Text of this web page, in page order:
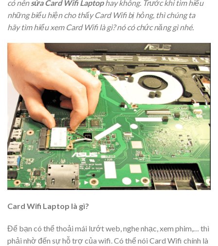
có nên sửa Card Wifi Laptophay không. Trước khi tìm hiểu
những biểu hiện cho thấy Card Wifi bị hỏng, thì chúng ta
hãy tìm hiểu xem Card Wifi là gì? nó có chức năng gì nhé.
Card Wifi Laptop là gì?
Để bạn có thể thoải mái lướt web, nghe nhạc, xem phim,… thì
phải nhờ đến sự hỗ trợ của wifi. Có thể nói Card Wifi chính là